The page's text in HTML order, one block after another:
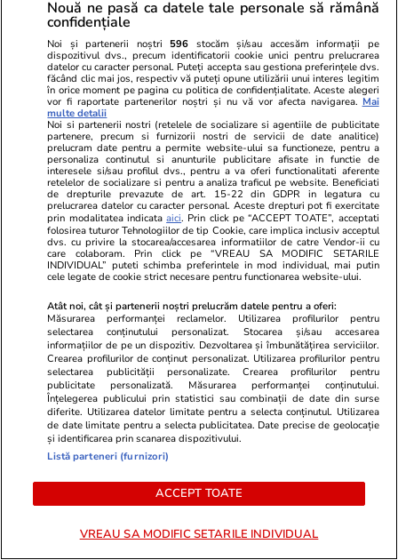
Horoscop 21:50
Horoscop 2 august 2026. Leii
sunt printre cei conștienți de
faptul că propria dispoziție este
propria creație și ar fi bine să
cerceteze problema
Vacanțe și
Însoțitorii
nou obicei
îmbarcare:
lucru”
Horoscop 21:50
Horoscop 2 august 2026. Leii
sunt printre cei conștienți de
faptul că propria dispoziție este
propria creație și ar fi bine să
cerceteze problema
Nouă ne pasă ca datele tale personale să rămână
confidențiale
Noi și partenerii noștri 596 stocăm și/sau accesăm informații pe
dispozitivul dvs., precum identificatorii cookie unici pentru prelucrarea
datelor cu caracter personal. Puteți accepta sau gestiona preferințele dvs.
făcând clic mai jos, respectiv vă puteți opune utilizării unui interes legitim
în orice moment pe pagina cu politica de confidențialitate. Aceste alegeri
vor fi raportate partenerilor noștri și nu vă vor afecta navigarea. Mai
multe detalii
Noi si partenerii nostri (retelele de socializare si agentiile de publicitate
partenere, precum si furnizorii nostri de servicii de date analitice)
prelucram date pentru a permite website-ului sa functioneze, pentru a
personaliza continutul si anunturile publicitare afisate in functie de
interesele si/sau profilul dvs., pentru a va oferi functionalitati aferente
retelelor de socializare si pentru a analiza traficul pe website. Beneficiati
de drepturile prevazute de art. 15-22 din GDPR in legatura cu
prelucrarea datelor cu caracter personal. Aceste drepturi pot fi exercitate
prin modalitatea indicataaici. Prin click pe “ACCEPT TOATE”, acceptati
folosirea tuturor Tehnologiilor de tip Cookie, care implica inclusiv acceptul
dvs. cu privire la stocarea/accesarea informatiilor de catre Vendor-ii cu
care colaboram. Prin click pe “VREAU SA MODIFIC SETARILE
INDIVIDUAL” puteti schimba preferintele in mod individual, mai putin
cele legate de cookie strict necesare pentru functionarea website-ului.
Atât noi, cât și partenerii noștri prelucrăm datele pentru a oferi:
Măsurarea performanței reclamelor. Utilizarea profilurilor pentru
selectarea conținutului personalizat. Stocarea și/sau accesarea
informațiilor de pe un dispozitiv. Dezvoltarea și îmbunătățirea serviciilor.
Crearea profilurilor de conținut personalizat. Utilizarea profilurilor pentru
selectarea publicității personalizate. Crearea profilurilor pentru
publicitate personalizată. Măsurarea performanței conținutului.
Înțelegerea publicului prin statistici sau combinații de date din surse
diferite. Utilizarea datelor limitate pentru a selecta conținutul. Utilizarea
de date limitate pentru a selecta publicitatea. Date precise de geolocație
și identificarea prin scanarea dispozitivului.
Listă parteneri (furnizori)
ACCEPT TOATE
VREAU SA MODIFIC SETARILE INDIVIDUAL